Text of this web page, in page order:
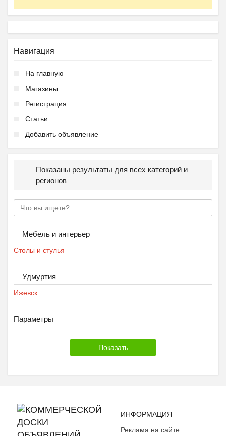
Навигация
На главную
Магазины
Регистрация
Статьи
Добавить объявление
Показаны результаты для всех категорий и
регионов
Мебель и интерьер
Столы и стулья
Удмуртия
Ижевск
Параметры
ИНФОРМАЦИЯ
Реклама на сайте